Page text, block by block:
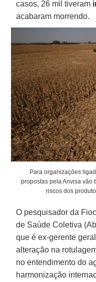
casos, 26 mil tiveram
acabaram morrendo.
Para organizações
propostas pela Anvisa vão
riscos dos
O pesquisador da
de Saúde Coletiva
que é ex-gerente
alteração na
no entendimento do
harmonização